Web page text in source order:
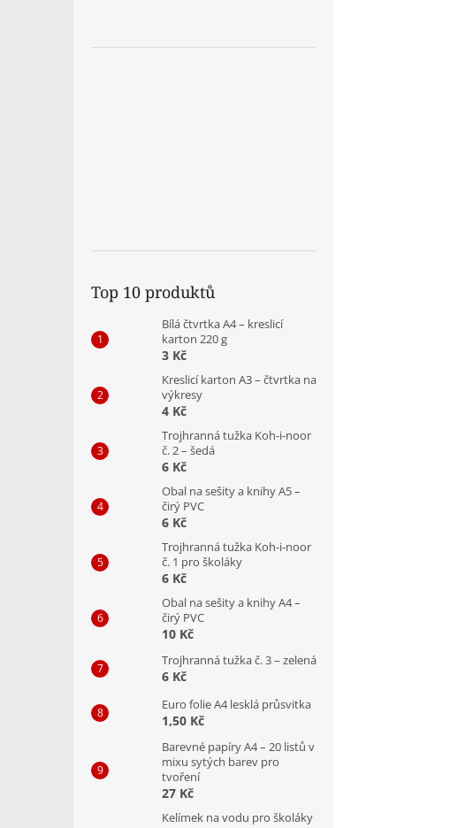
Top 10 produktů
Bílá čtvrtka A4 – kreslicí
karton 220 g
3 Kč
Kreslicí karton A3 – čtvrtka na
výkresy
4 Kč
Trojhranná tužka Koh-i-noor
č. 2 – šedá
6 Kč
Obal na sešity a knihy A5 –
čirý PVC
6 Kč
Trojhranná tužka Koh-i-noor
č. 1 pro školáky
6 Kč
Obal na sešity a knihy A4 –
čirý PVC
10 Kč
Trojhranná tužka č. 3 – zelená
6 Kč
Euro folie A4 lesklá průsvitka
1,50 Kč
Barevné papíry A4 – 20 listů v
mixu sytých barev pro
tvoření
27 Kč
Kelímek na vodu pro školáky